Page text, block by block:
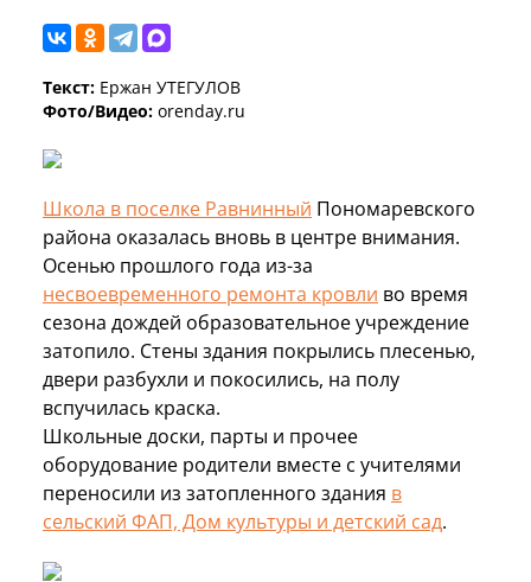
Текст: Ержан УТЕГУЛОВ
Фото/Видео: orenday.ru
Школа в поселке Равнинный Пономаревского
района оказалась вновь в центре внимания.
Осенью прошлого года из-за
несвоевременного ремонта кровли во время
сезона дождей образовательное учреждение
затопило. Стены здания покрылись плесенью,
двери разбухли и покосились, на полу
вспучилась краска.
Школьные доски, парты и прочее
оборудование родители вместе с учителями
переносили из затопленного здания в
сельский ФАП, Дом культуры и детский сад.